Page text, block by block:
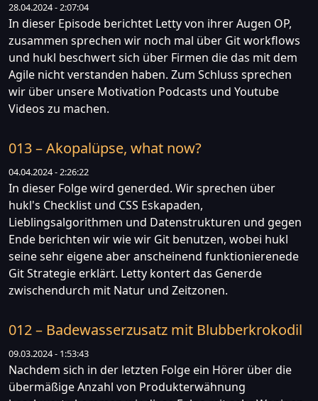
28.04.2024 - 2:07:04
In dieser Episode berichtet Letty von ihrer Augen OP,
zusammen sprechen wir noch mal über Git workflows
und hukl beschwert sich über Firmen die das mit dem
Agile nicht verstanden haben. Zum Schluss sprechen
wir über unsere Motivation Podcasts und Youtube
Videos zu machen.
013 – Akopalüpse, what now?
04.04.2024 - 2:26:22
In dieser Folge wird generded. Wir sprechen über
hukl's Checklist und CSS Eskapaden,
Lieblingsalgorithmen und Datenstrukturen und gegen
Ende berichten wir wie wir Git benutzen, wobei hukl
seine sehr eigene aber anscheinend funktionierenede
Git Strategie erklärt. Letty kontert das Generde
zwischendurch mit Natur und Zeitzonen.
012 – Badewasserzusatz mit Blubberkrokodil
09.03.2024 - 1:53:43
Nachdem sich in der letzten Folge ein Hörer über die
übermäßige Anzahl von Produkterwähnung